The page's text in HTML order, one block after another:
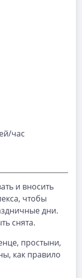
час
и вносить
чтобы
дни.
снята.
простыни,
как правило